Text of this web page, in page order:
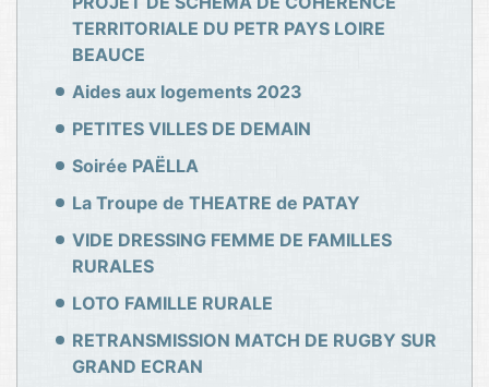
TERRITORIALE DU PETR PAYS LOIRE
BEAUCE
Aides aux logements 2023
PETITES VILLES DE DEMAIN
Soirée PAËLLA
La Troupe de THEATRE de PATAY
VIDE DRESSING FEMME DE FAMILLES
RURALES
LOTO FAMILLE RURALE
RETRANSMISSION MATCH DE RUGBY SUR
GRAND ECRAN